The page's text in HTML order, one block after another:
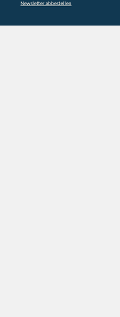
Newsletter abbestellen